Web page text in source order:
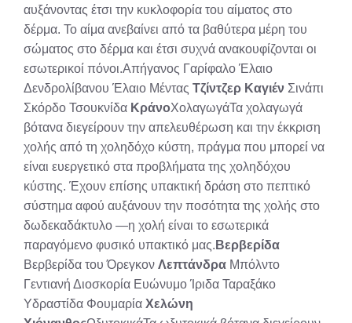
αυξάνοντας έτσι την κυκλοφορία του αίματος στο
δέρμα. Το αίμα ανεβαίνει από τα βαθύτερα μέρη του
σώματος στο δέρμα και έτσι συχνά ανακουφίζονται οι
εσωτερικοί πόνοι.Απήγανος Γαρίφαλο Έλαιο
Δενδρολίβανου Έλαιο Μέντας Τζίντζερ Καγιέν Σινάπι
Σκόρδο Τσουκνίδα ΚράνοΧολαγωγάΤα χολαγωγά
βότανα διεγείρουν την απελευθέρωση και την έκκριση
χολής από τη χοληδόχο κύστη, πράγμα που μπορεί να
είναι ευεργετικό στα προβλήματα της χοληδόχου
κύστης. Έχουν επίσης υπακτική δράση στο πεπτικό
σύστημα αφού αυξάνουν την ποσότητα της χολής στο
δωδεκαδάκτυλο —η χολή είναι το εσωτερικά
παραγόμενο φυσικό υπακτικό μας. Βερβερίδα
Βερβερίδα του Όρεγκον Λεπτάνδρα Μπόλντο
Γεντιανή Διοσκορία Ευώνυμο Ίριδα Ταραξάκο
Υδραστίδα Φουμαρία Χελώνη